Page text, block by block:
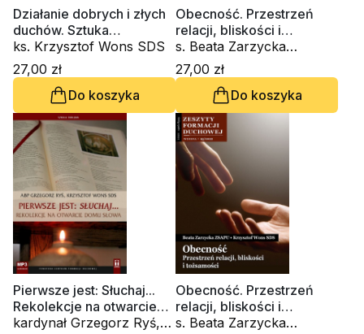
Działanie dobrych i złych
duchów. Sztuka
rozeznawania (CD-
audiobook)
ks. Krzysztof Wons SDS
27,00 zł
Do koszyka
Obecność. Przestrzeń
relacji, bliskości i
tożsamości (CD-
audiobook)
s. Beata Zarzycka
ZSAPU, ks. Krzysztof
Wons SDS
27,00 zł
Do koszyka
Pierwsze jest: Słuchaj...
Rekolekcje na otwarcie
Domu Słowa (CD-
kardynał Grzegorz Ryś,
Obecność. Przestrzeń
relacji, bliskości i
tożsamości. Zeszyt
s. Beata Zarzycka